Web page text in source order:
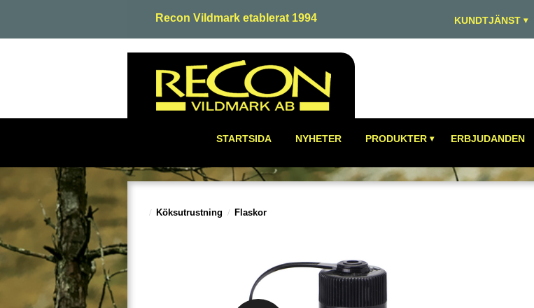
Recon Vildmark etablerat 1994 KUNDTJÄNST
STARTSIDA NYHETER PRODUKTER ERBJUDANDEN
Köksutrustning Flaskor